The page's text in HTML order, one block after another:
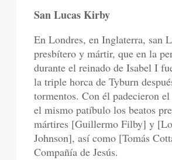
San Lucas Kirby
En Londres, en Inglaterra, san
presbítero y mártir, que en la
durante el reinado de Isabel I
la triple horca de Tyburn
tormentos. Con él padecieron
el mismo patíbulo los beatos
mártires [Guillermo Filby] y
Johnson], así como [Tomás
Compañía de Jesús.